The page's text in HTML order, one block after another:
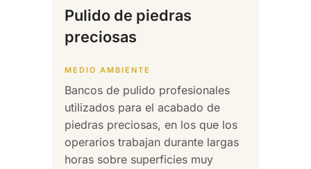
Pulido de piedras
preciosas
MEDIO AMBIENTE
Bancos de pulido profesionales
utilizados para el acabado de
piedras preciosas, en los que los
operarios trabajan durante largas
horas sobre superficies muy